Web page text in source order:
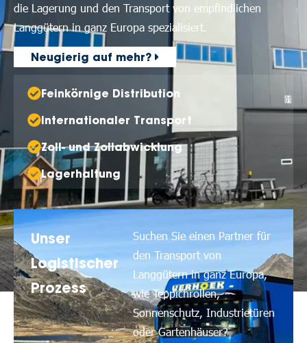
die Lagerung und den Transport von empfindlichen
Langgütern in ganz Europa spezialisiert.
Neugierig auf mehr?
Feinkörnige Distribution
Internationaler Transport
Zoll- und Zollabwicklung
Lagerhaltung
Unser
Logistischer
Prozess
Suchen Sie einen Partner für
den Transport von
Langgütern in ganz Europa,
wie Teppichrollen,
Sonnenschutz, Industrietüren
oder Gartenhäuser?